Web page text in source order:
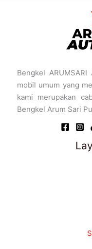
Bengkel
mobil umum yang
kami merupakan
Bengkel Arum Sari